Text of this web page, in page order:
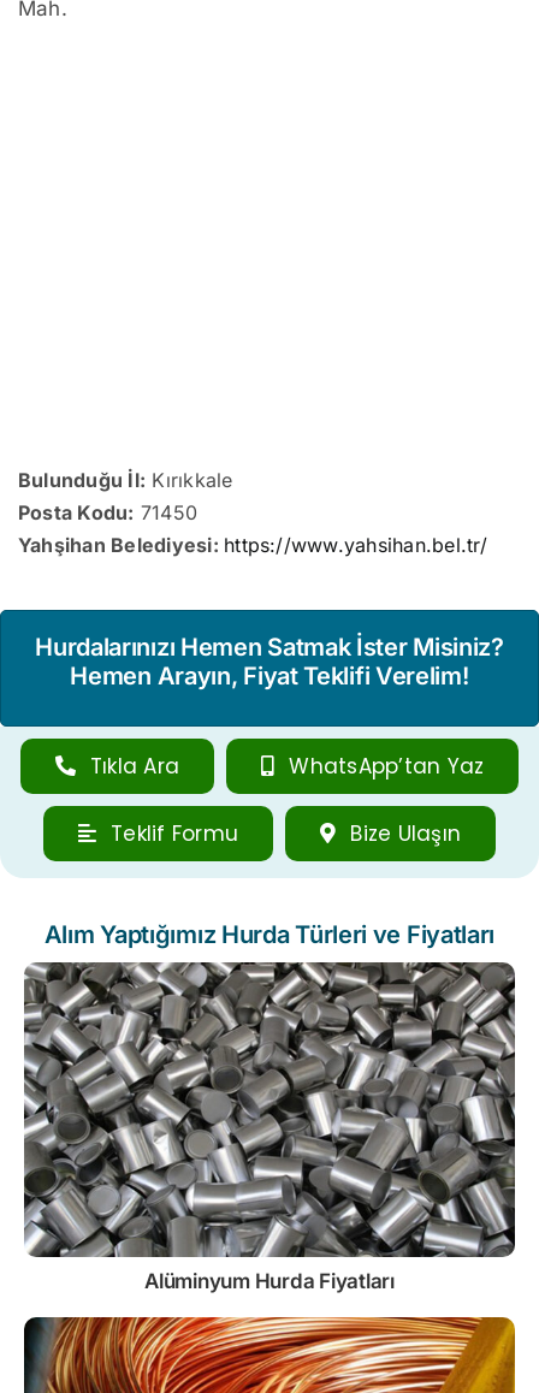
Mah.
Bulunduğu İl: Kırıkkale
Posta Kodu: 71450
Yahşihan Belediyesi: https://www.yahsihan.bel.tr/
Hurdalarınızı Hemen Satmak İster Misiniz?
Hemen Arayın, Fiyat Teklifi Verelim!
Tıkla Ara WhatsApp’tan Yaz
Teklif Formu Bize Ulaşın
Alım Yaptığımız Hurda Türleri ve Fiyatları
Alüminyum Hurda Fiyatları